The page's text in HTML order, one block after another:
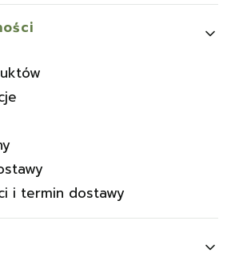
i termin dostawy